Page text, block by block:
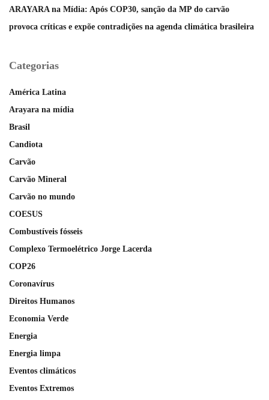
ARAYARA na Mídia: Após COP30, sanção da MP do carvão
provoca críticas e expõe contradições na agenda climática brasileira
Categorias
América Latina
Arayara na mídia
Brasil
Candiota
Carvão
Carvão Mineral
Carvão no mundo
COESUS
Combustíveis fósseis
Complexo Termoelétrico Jorge Lacerda
COP26
Coronavírus
Direitos Humanos
Economia Verde
Energia
Energia limpa
Eventos climáticos
Eventos Extremos